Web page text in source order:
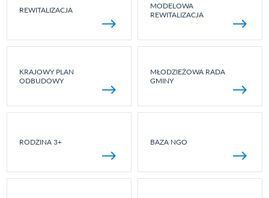
REWITALIZACJA
MODELOWA
REWITALIZACJA
KRAJOWY PLAN
ODBUDOWY
MŁODZIEŻOWA RADA
GMINY
RODZINA 3+ BAZA NGO